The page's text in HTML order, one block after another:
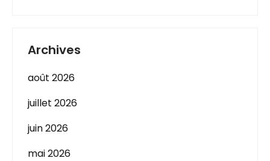
Archives
août 2026
juillet 2026
juin 2026
mai 2026